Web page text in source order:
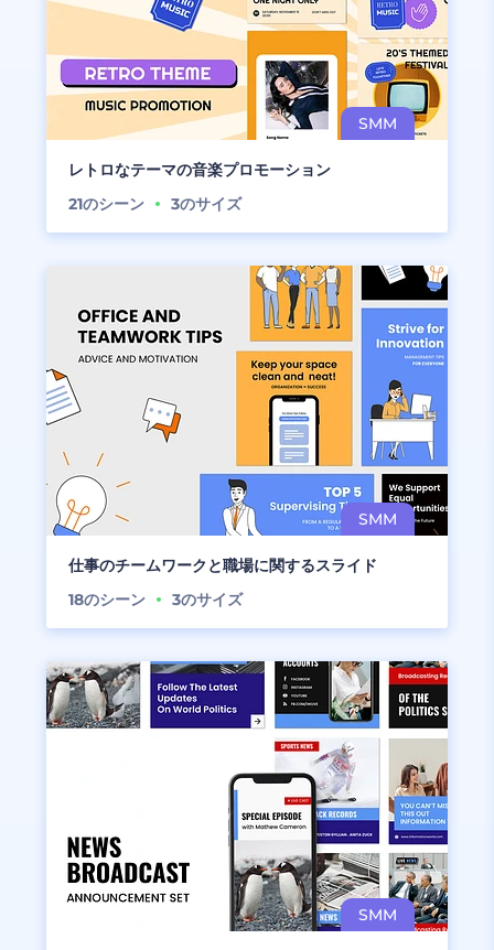
レトロなテーマの音楽プロモーション
21のシーン 3のサイズ
仕事のチームワークと職場に関するスライド
18のシーン 3のサイズ